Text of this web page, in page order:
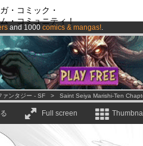
・コミック・
・コミュニティ！
and 1000 comics & mangas!.
3.95 eurosper month !Get membership
LIVE!.
ァンタジー - SF > Saint Seiya Marishi-Ten
Full screen